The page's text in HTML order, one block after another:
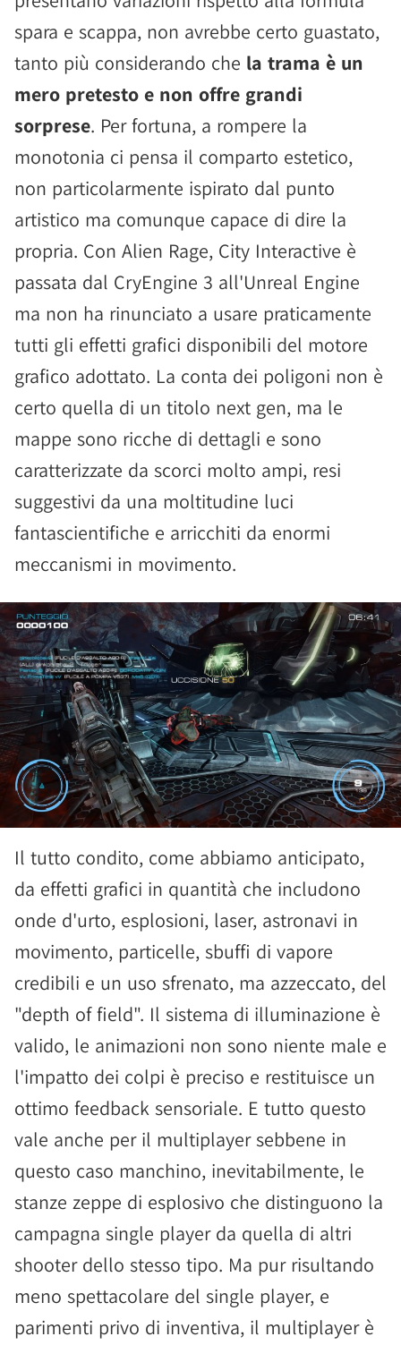
spara e scappa, non avrebbe certo guastato,
tanto più considerando che la trama è un
mero pretesto e non offre grandi
sorprese. Per fortuna, a rompere la
monotonia ci pensa il comparto estetico,
non particolarmente ispirato dal punto
artistico ma comunque capace di dire la
propria. Con Alien Rage, City Interactive è
passata dal CryEngine 3 all'Unreal Engine
ma non ha rinunciato a usare praticamente
tutti gli effetti grafici disponibili del motore
grafico adottato. La conta dei poligoni non è
certo quella di un titolo next gen, ma le
mappe sono ricche di dettagli e sono
caratterizzate da scorci molto ampi, resi
suggestivi da una moltitudine luci
fantascientifiche e arricchiti da enormi
meccanismi in movimento.
Il tutto condito, come abbiamo anticipato,
da effetti grafici in quantità che includono
onde d'urto, esplosioni, laser, astronavi in
movimento, particelle, sbuffi di vapore
credibili e un uso sfrenato, ma azzeccato, del
"depth of field". Il sistema di illuminazione è
valido, le animazioni non sono niente male e
l'impatto dei colpi è preciso e restituisce un
ottimo feedback sensoriale. E tutto questo
vale anche per il multiplayer sebbene in
questo caso manchino, inevitabilmente, le
stanze zeppe di esplosivo che distinguono la
campagna single player da quella di altri
shooter dello stesso tipo. Ma pur risultando
meno spettacolare del single player, e
parimenti privo di inventiva, il multiplayer è